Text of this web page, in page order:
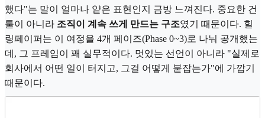
했다"는 말이 얼마나 얕은 표현인지 금방 느껴진다. 중요한 건
툴이 아니라 조직이 계속 쓰게 만드는 구조였기 때문이다. 힐
링페이퍼는 이 여정을 4개 페이즈(Phase 0~3)로 나눠 공개했는
데, 그 프레임이 꽤 실무적이다. 멋있는 선언이 아니라 "실제로
회사에서 어떤 일이 터지고, 그걸 어떻게 붙잡는가"에 가깝기
때문이다.